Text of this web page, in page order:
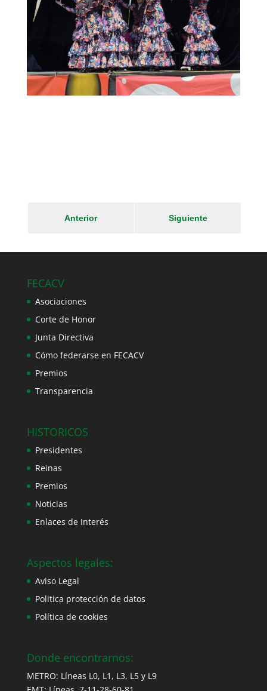
Anterior Siguiente
FECACV
Asociaciones
Corte de Honor
Junta Directiva
Cómo federarse en FECACV
Premios
Transparencia
HISTORICOS
Presidentes
Reinas
Premios
Noticias
Enlaces de Interés
Aspectos legales:
Aviso Legal
Politica protección de datos
Política de cookies
Donde encontrarnos:
METRO: Líneas L0, L1, L3, L5 y L9